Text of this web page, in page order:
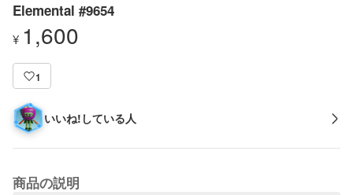
Elemental #9654
¥ 1,600
1
いいね!している人
商品の説明